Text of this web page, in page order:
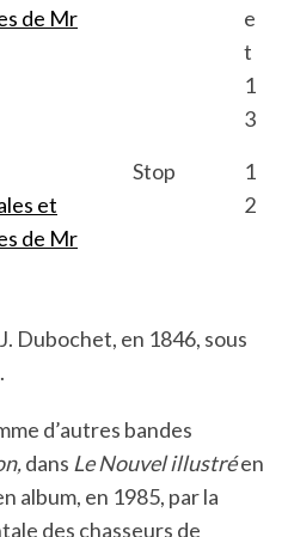
de Mr
e
t
1
3
et
de Mr
Stop
1
2
Dubochet, en 1846, sous
d’autres bandes
dans Le Nouvel illustréen
album, en 1985, par la
des chasseurs de